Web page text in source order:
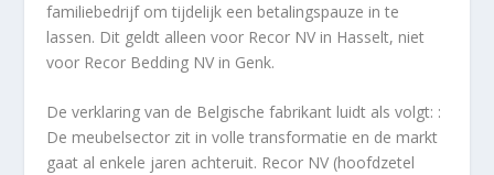
familiebedrijf om tijdelijk een betalingspauze in te
lassen. Dit geldt alleen voor Recor NV in Hasselt, niet
voor Recor Bedding NV in Genk.
De verklaring van de Belgische fabrikant luidt als volgt: :
De meubelsector zit in volle transformatie en de markt
gaat al enkele jaren achteruit. Recor NV (hoofdzetel